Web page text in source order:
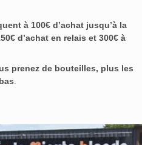
à 100€ d’achat jusqu’à la
d’achat en relais et 300€ à
prenez de bouteilles, plus les